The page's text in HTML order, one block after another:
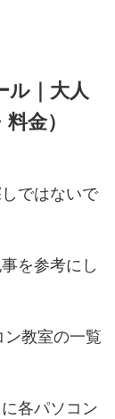
ル｜大人
金）
ではないで
を参考にし
ン教室の一覧
各パソコン